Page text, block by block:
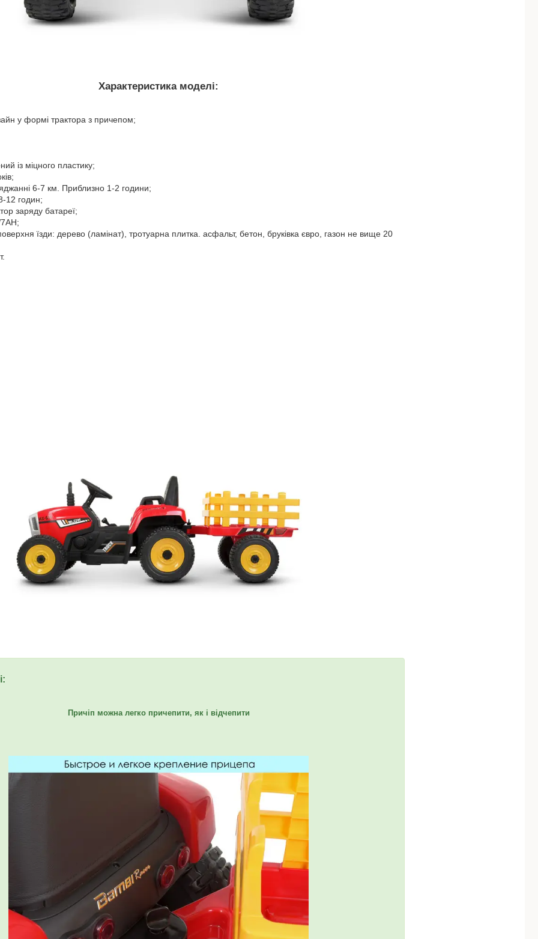
Характеристика моделі:
у формі трактора з причепом;
із міцного пластику;
6-7 км. Приблизно 1-2 години;
12 годин;
заряду батареї;
їзди: дерево (ламінат), тротуарна плитка. асфальт, бетон, бруківка євро, газон не вище 20
Причіп можна легко причепити, як і відчепити